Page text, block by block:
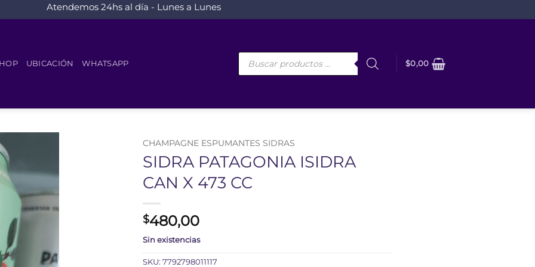
Atendemos 24hs al día - Lunes a Lunes
UBICACIÓN WHATSAPP
Búsqueda
$0,00
CHAMPAGNE ESPUMANTES SIDRAS
SIDRA PATAGONIA ISIDRA
CAN X 473 CC
$480,00
Sin existencias
SKU: 7792798011117